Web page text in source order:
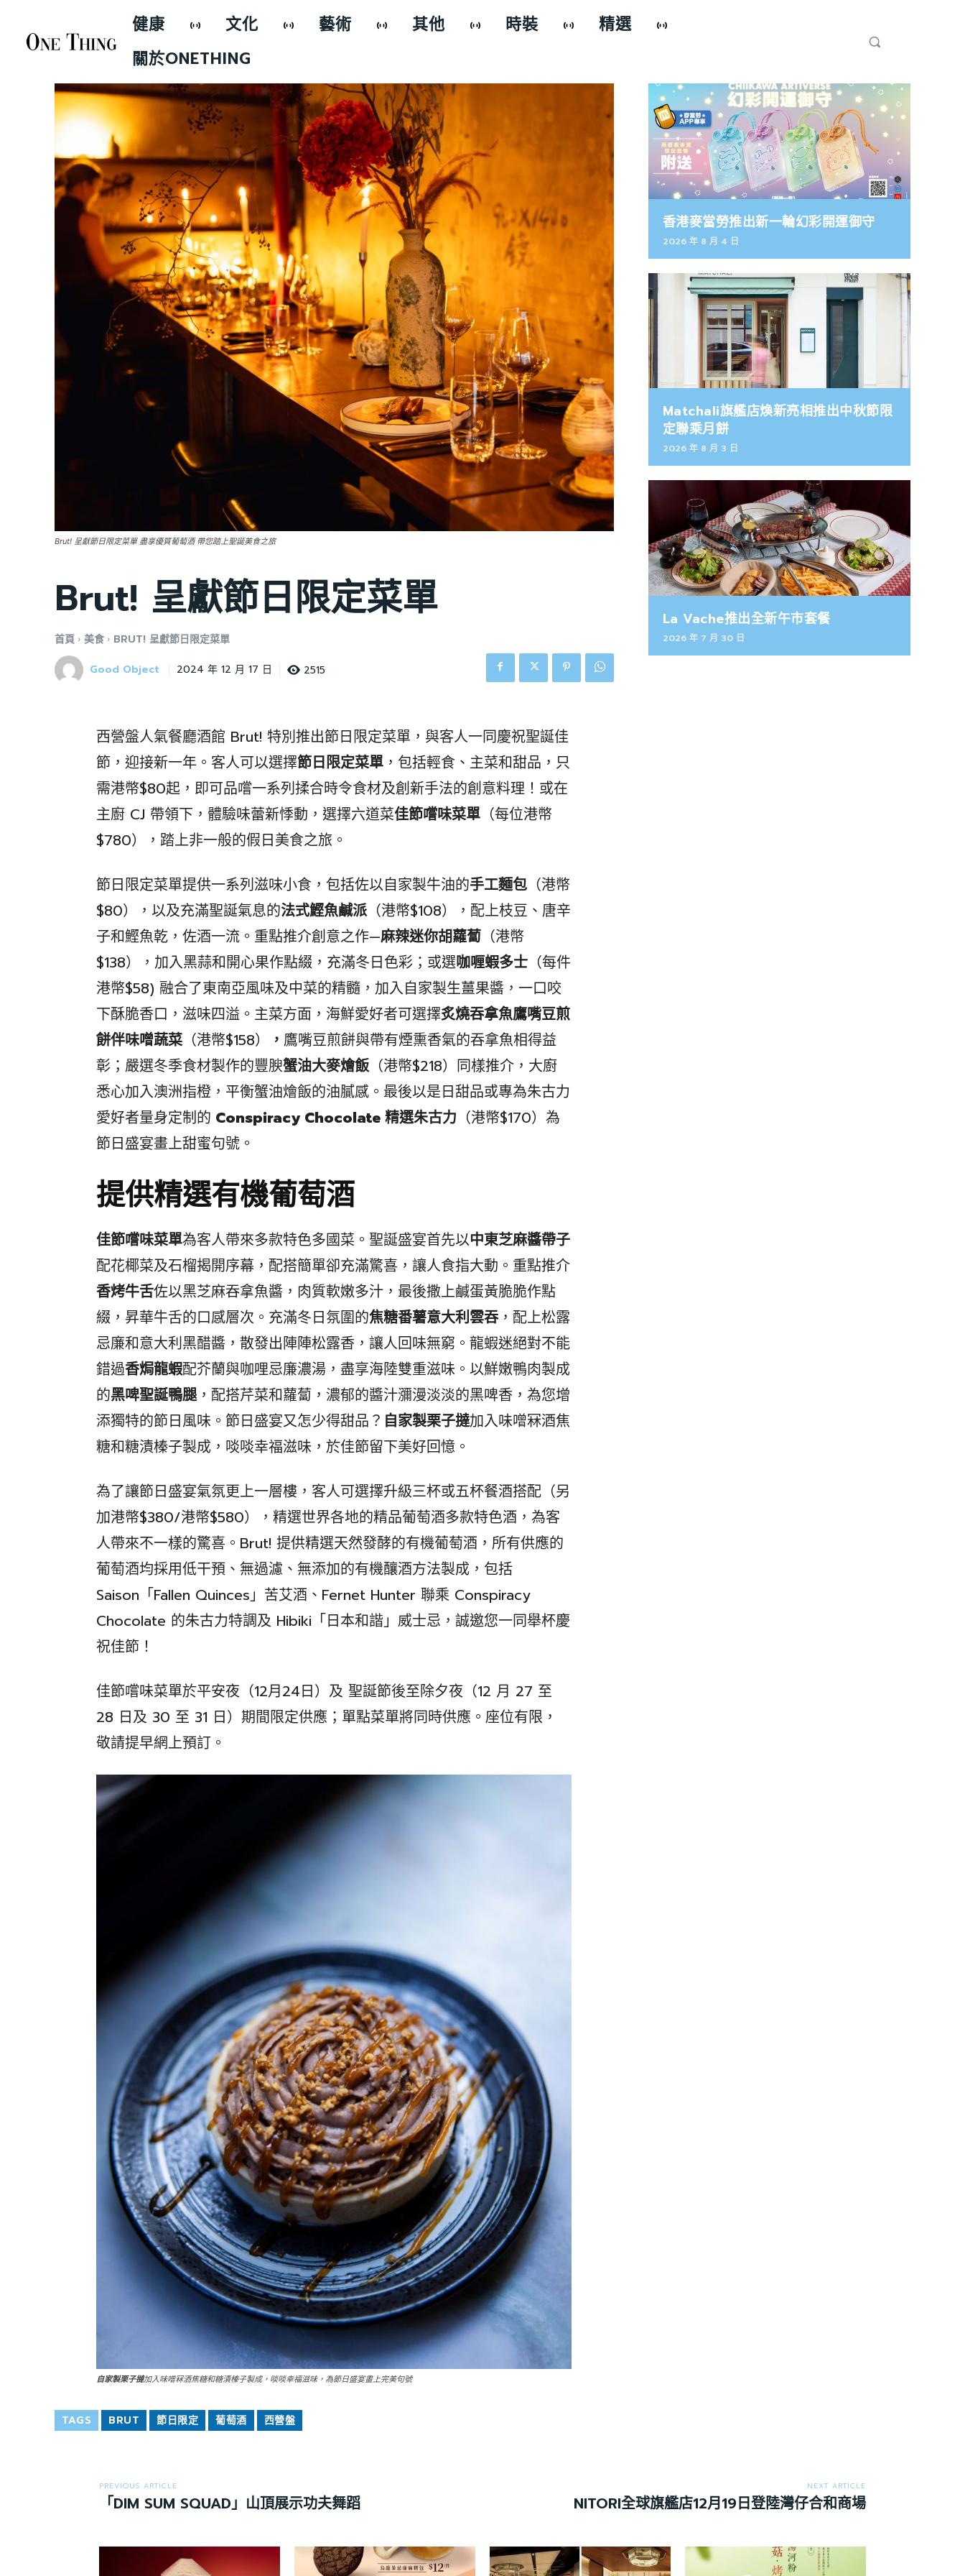
健康 文化 藝術 其他 時裝
精選
關於ONETHING
Brut! 呈獻節日限定菜單 盡享優質葡萄酒 帶您踏上聖誕美食之旅
Brut! 呈獻節日限定菜單
首頁 美食 BRUT! 呈獻節日限定菜單
Good Object 2024 年 12 月 17 日 2515
西營盤人氣餐廳酒館 Brut! 特別推出節日限定菜單，與客人一同慶祝聖誕佳
節，迎接新一年。客人可以選擇節日限定菜單 ，包括輕食、主菜和甜品，只
需港幣$80起，即可品嚐一系列揉合時令食材及創新手法的創意料理！或在
主廚 CJ 帶領下，體驗味蕾新悸動，選擇六道菜佳節嚐味菜單 （每位港幣
$780），踏上非一般的假日美食之旅。
節日限定菜單提供一系列滋味小食，包括佐以自家製牛油的手工麵包 （港幣
$80），以及充滿聖誕氣息的法式鰹魚鹹派（港幣$108），配上枝豆、唐辛
子和鰹魚乾，佐酒一流。重點推介創意之作—麻辣迷你胡蘿蔔 （港幣
$138），加入黑蒜和開心果作點綴，充滿冬日色彩；或選咖喱蝦多士 （每件
港幣$58) 融合了東南亞風味及中菜的精髓，加入自家製生薑果醬，一口咬
下酥脆香口，滋味四溢。主菜方面，海鮮愛好者可選擇炙燒吞拿魚鷹嘴豆煎
餅伴味噌蔬菜（港幣$158） ，鷹嘴豆煎餅與帶有煙熏香氣的吞拿魚相得益
彰；嚴選冬季食材製作的豐腴蟹油大麥燴飯（港幣$218）同樣推介，大廚
悉心加入澳洲指橙，平衡蟹油燴飯的油膩感。最後以是日甜品或專為朱古力
愛好者量身定制的 Conspiracy Chocolate 精選朱古力 （港幣$170）為
節日盛宴畫上甜蜜句號。
提供精選有機葡萄酒
佳節嚐味菜單為客人帶來多款特色多國菜。聖誕盛宴首先以中東芝麻醬帶子
配花椰菜及石榴揭開序幕，配搭簡單卻充滿驚喜，讓人食指大動。重點推介
香烤牛舌佐以黑芝麻吞拿魚醬，肉質軟嫩多汁，最後撒上鹹蛋黃脆脆作點
綴，昇華牛舌的口感層次。充滿冬日氛圍的焦糖番薯意大利雲吞，配上松露
忌廉和意大利黑醋醬，散發出陣陣松露香，讓人回味無窮。龍蝦迷絕對不能
錯過香焗龍蝦配芥蘭與咖哩忌廉濃湯，盡享海陸雙重滋味。以鮮嫩鴨肉製成
的黑啤聖誕鴨腿，配搭芹菜和蘿蔔，濃郁的醬汁瀰漫淡淡的黑啤香，為您增
添獨特的節日風味。節日盛宴又怎少得甜品？ 自家製栗子撻加入味噌冧酒焦
糖和糖漬榛子製成，啖啖幸福滋味，於佳節留下美好回憶。
為了讓節日盛宴氣氛更上一層樓，客人可選擇升級三杯或五杯餐酒搭配（另
加港幣$380/港幣$580），精選世界各地的精品葡萄酒多款特色酒，為客
人帶來不一樣的驚喜。Brut! 提供精選天然發酵的有機葡萄酒，所有供應的
葡萄酒均採用低干預、無過濾、無添加的有機釀酒方法製成，包括
Saison「Fallen Quinces」苦艾酒、Fernet Hunter 聯乘 Conspiracy
Chocolate 的朱古力特調及 Hibiki「日本和諧」威士忌，誠邀您一同舉杯慶
祝佳節！
佳節嚐味菜單於平安夜（12月24日）及 聖誕節後至除夕夜（12 月 27 至
28 日及 30 至 31 日）期間限定供應；單點菜單將同時供應。座位有限，
敬請提早網上預訂。
自家製栗子撻加入味噌冧酒焦糖和糖漬榛子製成，啖啖幸福滋味，為節日盛宴畫上完美句號
TAGS BRUT 節日限定 葡萄酒 西營盤
香港麥當勞推出新一輪幻彩開運御守
2026 年 8 月 4 日
Matchali旗艦店煥新亮相推出中秋節限
定聯乘月餅
2026 年 8 月 3 日
La Vache推出全新午市套餐
2026 年 7 月 30 日
PREVIOUS ARTICLE
「DIM SUM SQUAD」山頂展示功夫舞蹈
NEXT ARTICLE
NITORI全球旗艦店12月19日登陸灣仔合和商場